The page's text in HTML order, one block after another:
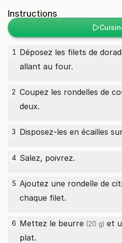
Instructions
1 Déposez les filets de
allant au four.
2 Coupez les rondelles de
deux.
3 Disposez-les en écailles
4 Salez, poivrez.
5 Ajoutez une rondelle de
chaque filet.
6 Mettez le beurre (20 g) et
plat.